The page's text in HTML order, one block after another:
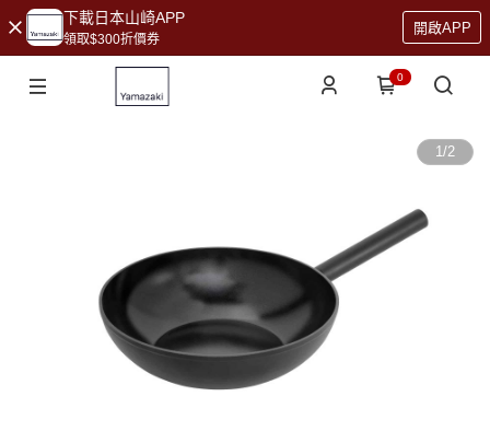
下載日本山崎APP
領取$300折價券
開啟APP
0
1/2